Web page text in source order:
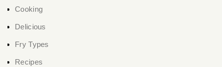
Cooking
Delicious
Fry Types
Recipes